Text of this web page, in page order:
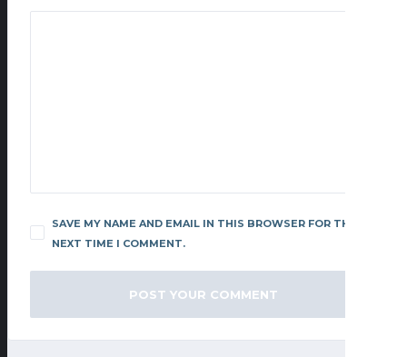
SAVE MY NAME AND EMAIL IN THIS BROWSER FOR THE
NEXT TIME I COMMENT.